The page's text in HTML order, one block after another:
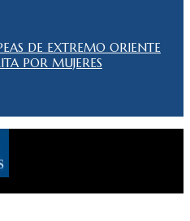
DE EXTREMO ORIENTE
POR MUJERES